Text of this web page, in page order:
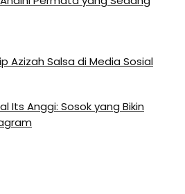
Azizah Salsa di Media Sosial
Its Anggi: Sosok yang Bikin